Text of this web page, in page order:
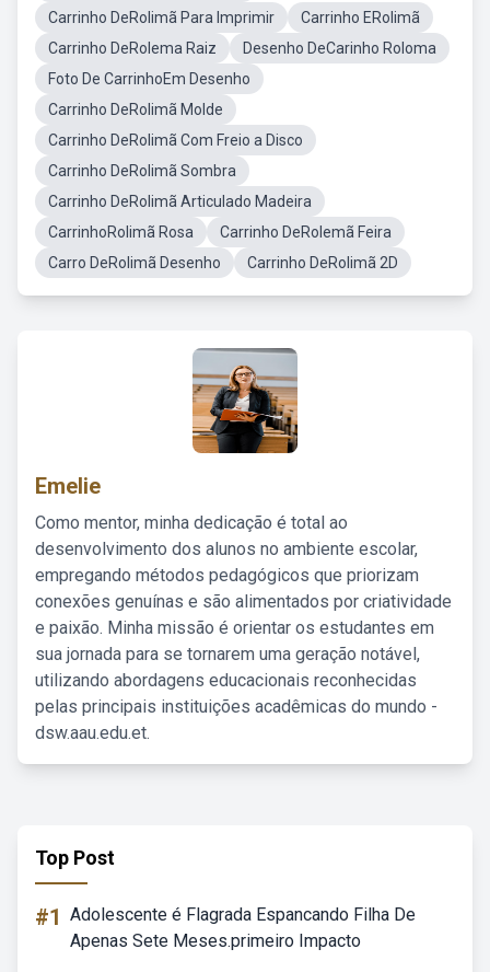
Carrinho DeRolimã Para Imprimir
Carrinho ERolimã
Carrinho DeRolema Raiz
Desenho DeCarinho Roloma
Foto De CarrinhoEm Desenho
Carrinho DeRolimã Molde
Carrinho DeRolimã Com Freio a Disco
Carrinho DeRolimã Sombra
Carrinho DeRolimã Articulado Madeira
CarrinhoRolimã Rosa
Carrinho DeRolemã Feira
Carro DeRolimã Desenho
Carrinho DeRolimã 2D
Emelie
Como mentor, minha dedicação é total ao
desenvolvimento dos alunos no ambiente escolar,
empregando métodos pedagógicos que priorizam
conexões genuínas e são alimentados por criatividade
e paixão. Minha missão é orientar os estudantes em
sua jornada para se tornarem uma geração notável,
utilizando abordagens educacionais reconhecidas
pelas principais instituições acadêmicas do mundo -
dsw.aau.edu.et.
Top Post
#1 Adolescente é Flagrada Espancando Filha De
Apenas Sete Meses.primeiro Impacto